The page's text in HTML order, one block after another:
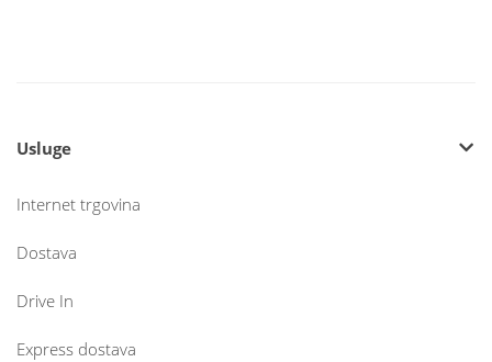
Usluge
Internet trgovina
Dostava
Drive In
Express dostava